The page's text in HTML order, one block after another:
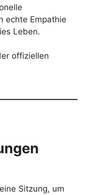
echte Empathie
Leben.
offiziellen
Sitzung, um